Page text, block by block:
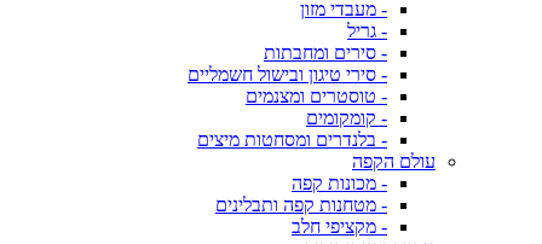
- מעבדי מזון
- גריל
- סירים ומחבתות
- סירי טיגון ובישול חשמליים
- טוסטרים ומצנמים
- קומקומים
- בלנדרים ומסחטות מיצים
עולם הקפה
- מכונות קפה
- מטחנות קפה ותבלינים
- מקציפי חלב